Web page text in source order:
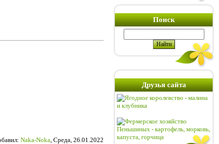
: Naka-Noka , Среда, 26.01.2022
Поиск
Друзья сайта